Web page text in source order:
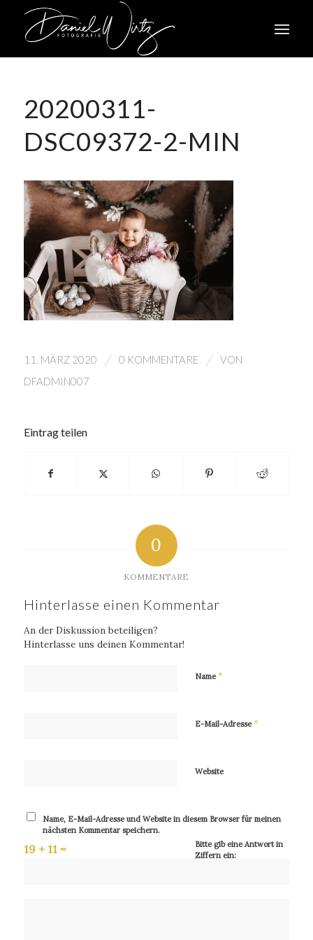
20200311-
DSC09372-2-MIN
11. MÄRZ 2020 / 0 KOMMENTARE / VON
DFADMIN007
Eintrag teilen
0
KOMMENTARE
Hinterlasse einen Kommentar
An der Diskussion beteiligen?
Hinterlasse uns deinen Kommentar!
Name*
E-Mail-Adresse*
Website
Name, E-Mail-Adresse und Website in diesem Browser für meinen
nächsten Kommentar speichern.
Bitte gib eine Antwort in
Ziffern ein:
19 + 11 =